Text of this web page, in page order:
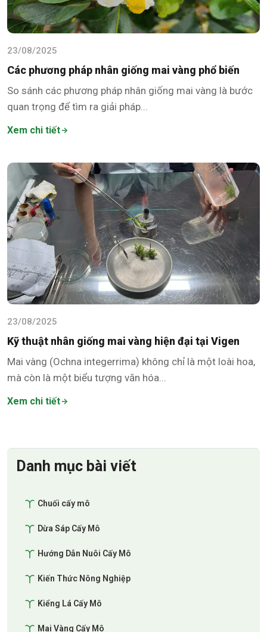
23/08/2025
Các phương pháp nhân giống mai vàng phổ biến
So sánh các phương pháp nhân giống mai vàng là bước
quan trọng để tìm ra giải pháp...
Xem chi tiết
23/08/2025
Kỹ thuật nhân giống mai vàng hiện đại tại Vigen
Mai vàng (Ochna integerrima) không chỉ là một loài hoa,
mà còn là một biểu tượng văn hóa...
Xem chi tiết
Danh mục bài viết
Chuối cấy mô
Dừa Sáp Cấy Mô
Hướng Dẫn Nuôi Cấy Mô
Kiến Thức Nông Nghiệp
Kiểng Lá Cấy Mô
Mai Vàng Cấy Mô